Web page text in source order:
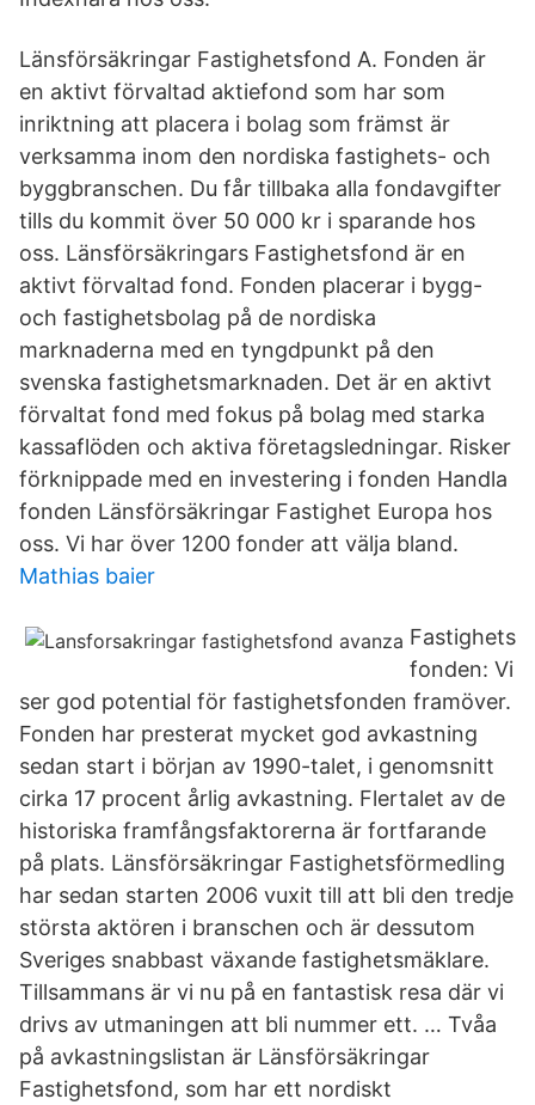
Länsförsäkringar Fastighetsfond A. Fonden är
en aktivt förvaltad aktiefond som har som
inriktning att placera i bolag som främst är
verksamma inom den nordiska fastighets- och
byggbranschen. Du får tillbaka alla fondavgifter
tills du kommit över 50 000 kr i sparande hos
oss. Länsförsäkringars Fastighetsfond är en
aktivt förvaltad fond. Fonden placerar i bygg-
och fastighetsbolag på de nordiska
marknaderna med en tyngdpunkt på den
svenska fastighetsmarknaden. Det är en aktivt
förvaltat fond med fokus på bolag med starka
kassaflöden och aktiva företagsledningar. Risker
förknippade med en investering i fonden Handla
fonden Länsförsäkringar Fastighet Europa hos
oss. Vi har över 1200 fonder att välja bland.
Mathias baier
Fastighets
fonden: Vi
ser god potential för fastighetsfonden framöver.
Fonden har presterat mycket god avkastning
sedan start i början av 1990-talet, i genomsnitt
cirka 17 procent årlig avkastning. Flertalet av de
historiska framfångsfaktorerna är fortfarande
på plats. Länsförsäkringar Fastighetsförmedling
har sedan starten 2006 vuxit till att bli den tredje
största aktören i branschen och är dessutom
Sveriges snabbast växande fastighetsmäklare.
Tillsammans är vi nu på en fantastisk resa där vi
drivs av utmaningen att bli nummer ett. … Tvåa
på avkastningslistan är Länsförsäkringar
Fastighetsfond, som har ett nordiskt